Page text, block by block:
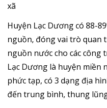
xã
Huyện Lạc Dương có 88-
nguồn, đóng vai trò quan
nguồn nước cho các công
Lạc Dương là huyện miền
phức tạp, có 3 dạng địa
đến trung bình, thung